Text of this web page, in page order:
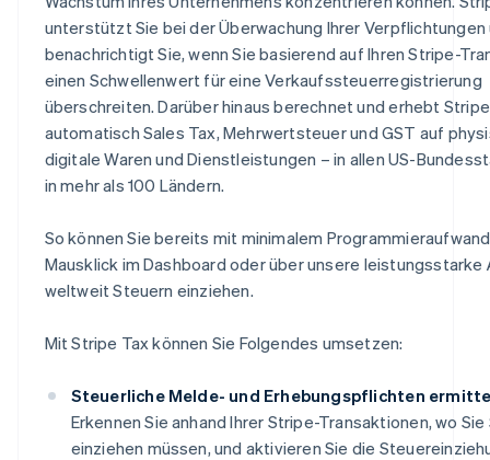
unterstützt Sie bei der Überwachung Ihrer Verpflichtungen
benachrichtigt Sie, wenn Sie basierend auf Ihren Stripe-
einen Schwellenwert für eine Verkaufssteuerregistrierung
überschreiten. Darüber hinaus berechnet und erhebt
automatisch Sales Tax, Mehrwertsteuer und GST auf
digitale Waren und Dienstleistungen – in allen US-
in mehr als 100 Ländern.
So können Sie bereits mit minimalem
Mausklick im Dashboard oder über unsere leistungsstarke
weltweit Steuern einziehen.
Mit Stripe Tax können Sie Folgendes umsetzen:
Steuerliche Melde- und Erhebungspflichten
Erkennen Sie anhand Ihrer Stripe-Transaktionen, wo
einziehen müssen, und aktivieren Sie die